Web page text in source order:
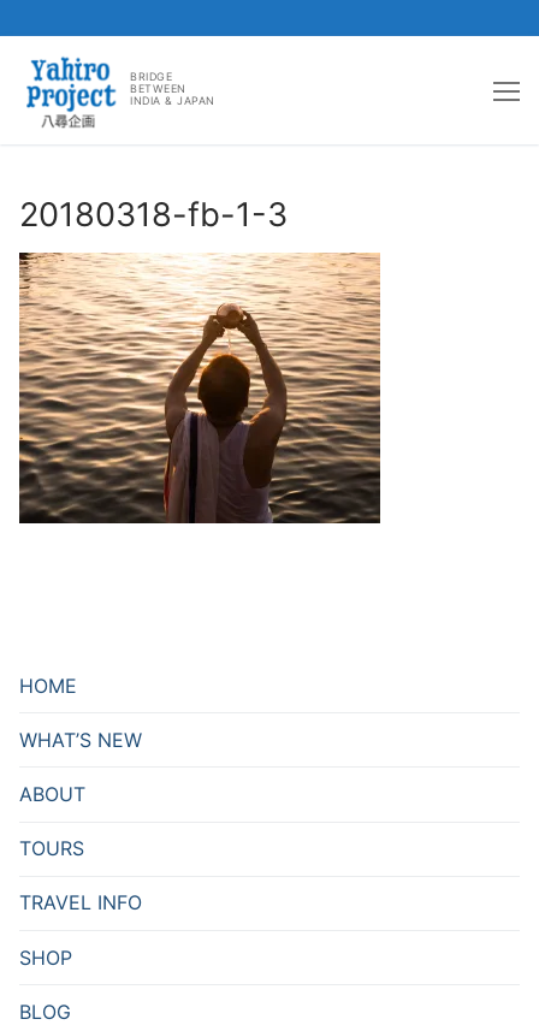
BRIDGE
BETWEEN
INDIA & JAPAN
20180318-fb-1-3
HOME
WHAT’S NEW
ABOUT
TOURS
TRAVEL INFO
SHOP
BLOG